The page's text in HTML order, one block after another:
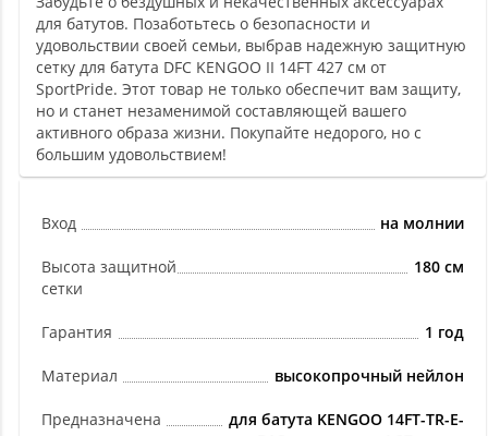
для батутов. Позаботьтесь о безопасности и
удовольствии своей семьи, выбрав надежную защитную
сетку для батута DFC KENGOO II 14FT 427 см от
SportPride. Этот товар не только обеспечит вам защиту,
но и станет незаменимой составляющей вашего
активного образа жизни. Покупайте недорого, но с
большим удовольствием!
Вход на молнии
Высота защитной
сетки
180 см
Гарантия 1 год
Материал высокопрочный нейлон
Предназначена
для батута KENGOO 14FT-TR-E-